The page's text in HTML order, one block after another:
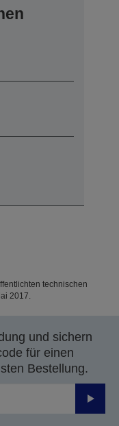
technischen
2017.
und sichern
für einen
Bestellung.